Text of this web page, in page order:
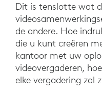
Dit is tenslotte wat
de andere. Hoe
die u kunt creëren
kantoor met uw
videovergaderen,
elke vergadering zal